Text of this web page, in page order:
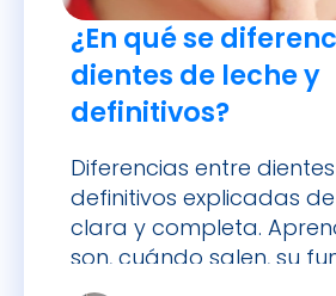
¿En qué se
dientes de leche y
definitivos?
Diferencias entre
definitivos explicadas
clara y completa.
son, cuándo salen, su
cuidados y cómo